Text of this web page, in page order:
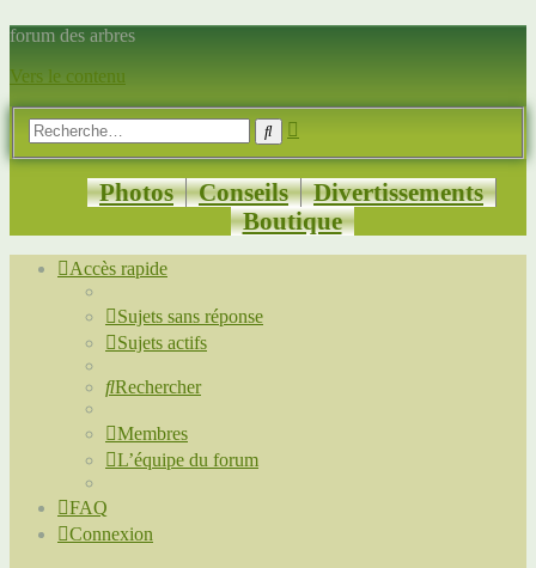
forum des arbres
Vers le contenu
Rechercher
Photos Conseils
Divertissements
Boutique
Accès rapide
Sujets sans réponse
Sujets actifs
Rechercher
Membres
L’équipe du forum
FAQ
Connexion